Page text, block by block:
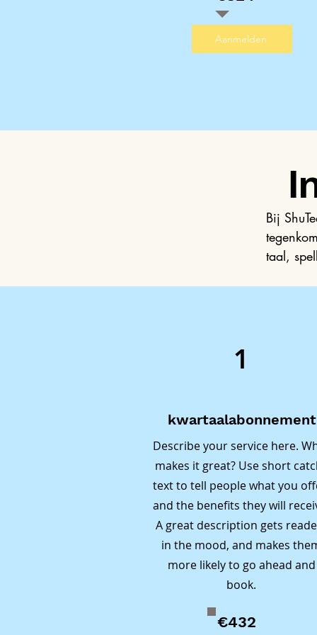
Aanmelden
Bij
taal,
Moeite
komen in
Gebrek
altijd de
tot
afneemt.
Onze
1
kwartaalabonnement
Describe your service here.
makes it great? Use short
text to tell people what you
and the benefits they will
A great description gets
in the mood, and makes
more likely to go ahead and
book.
€432